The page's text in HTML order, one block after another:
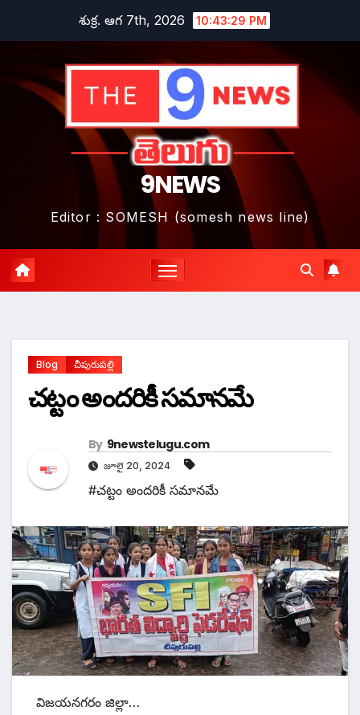
శుక్ర. ఆగ 7th, 2026 10:43:30 PM
9NEWS
Editor : SOMESH (somesh news line)
Blog చీపురుపల్లి
చట్టం అందరికీ సమానమే
By 9newstelugu.com
జూలై 20, 2024
#చట్టం అందరికీ సమానమే
విజయనగరం జిల్లా…